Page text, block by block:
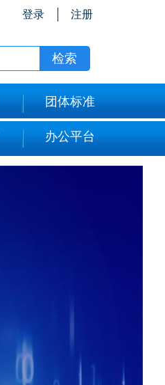
登录 注册
团体标准
办公平台